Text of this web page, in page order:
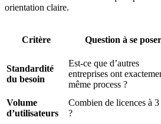
orientation claire.
Critère Question à se poser
Standardité
du besoin
Est-ce que d’autres
entreprises ont
même process ?
Volume
d’utilisateurs
Combien de licences à 3
?